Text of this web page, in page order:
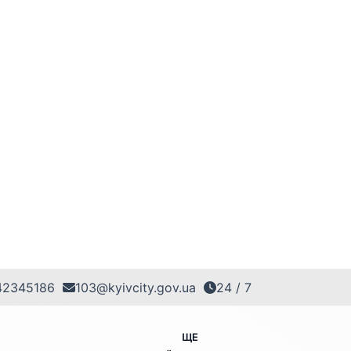
103@kyivcity.gov.ua 24 / 7
ЩЕ